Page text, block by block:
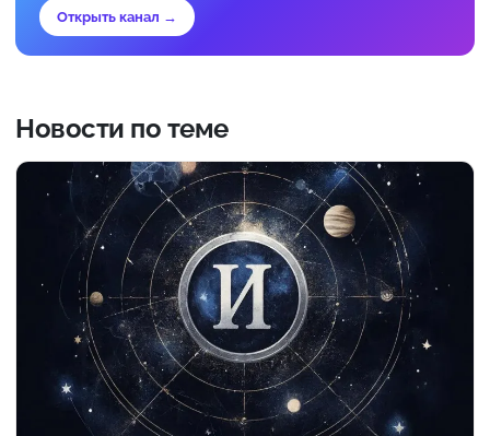
Открыть канал →
Новости по теме